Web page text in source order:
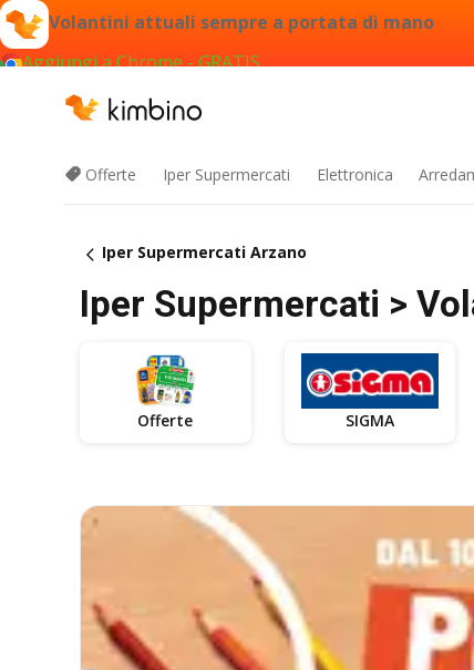
Volantini attuali sempre a portata di mano
Aggiungi a Chrome - GRATIS
Offerte Iper Supermercati Elettronica
Iper Supermercati Arzano
Iper Supermercati >
Offerte SIGMA